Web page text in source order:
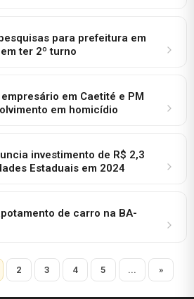
para prefeitura em
ter 2º turno
em Caetité e PM
em homicídio
investimento de R$ 2,3
Estaduais em 2024
de carro na BA-
2 3 4 5 ... »